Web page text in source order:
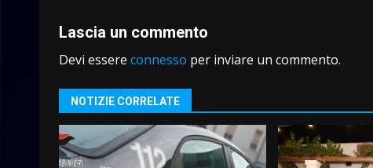
Lascia un commento
Devi essere connesso per inviare un commento.
NOTIZIE CORRELATE